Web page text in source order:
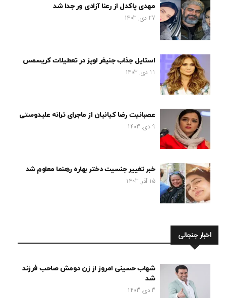
مهدی پاکدل از رعنا آزادی ور جدا شد
27 دی, 1403
استایل جذاب جنیفر لوپز در تعطیلات کریسمس
11 دی, 1403
عصبانیت رضا کیانیان از ماجرای ترانه علیدوستی
9 دی, 1403
خبر تغییر جنسیت دختر بهاره رهنما معلوم شد
15 آذر, 1403
اخبار جنجالی
شهاب حسینی امروز از زن دومش صاحب فرزند
شد
3 دی, 1403